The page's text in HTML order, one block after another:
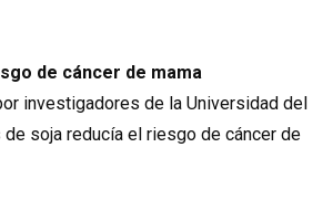
de cáncer de mama
investigadores de la Universidad del
soja reducía el riesgo de cáncer de